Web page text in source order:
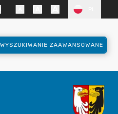
WYSZUKIWANIE ZAAWANSOWANE